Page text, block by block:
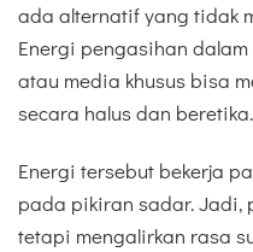
ada alternatif yang tidak
Energi pengasihan
atau media khusus bisa
secara halus dan beretika.
Energi tersebut bekerja
pada pikiran sadar. Jadi,
tetapi mengalirkan rasa